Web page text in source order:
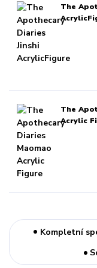
The
The
Acrylic
Kompletní